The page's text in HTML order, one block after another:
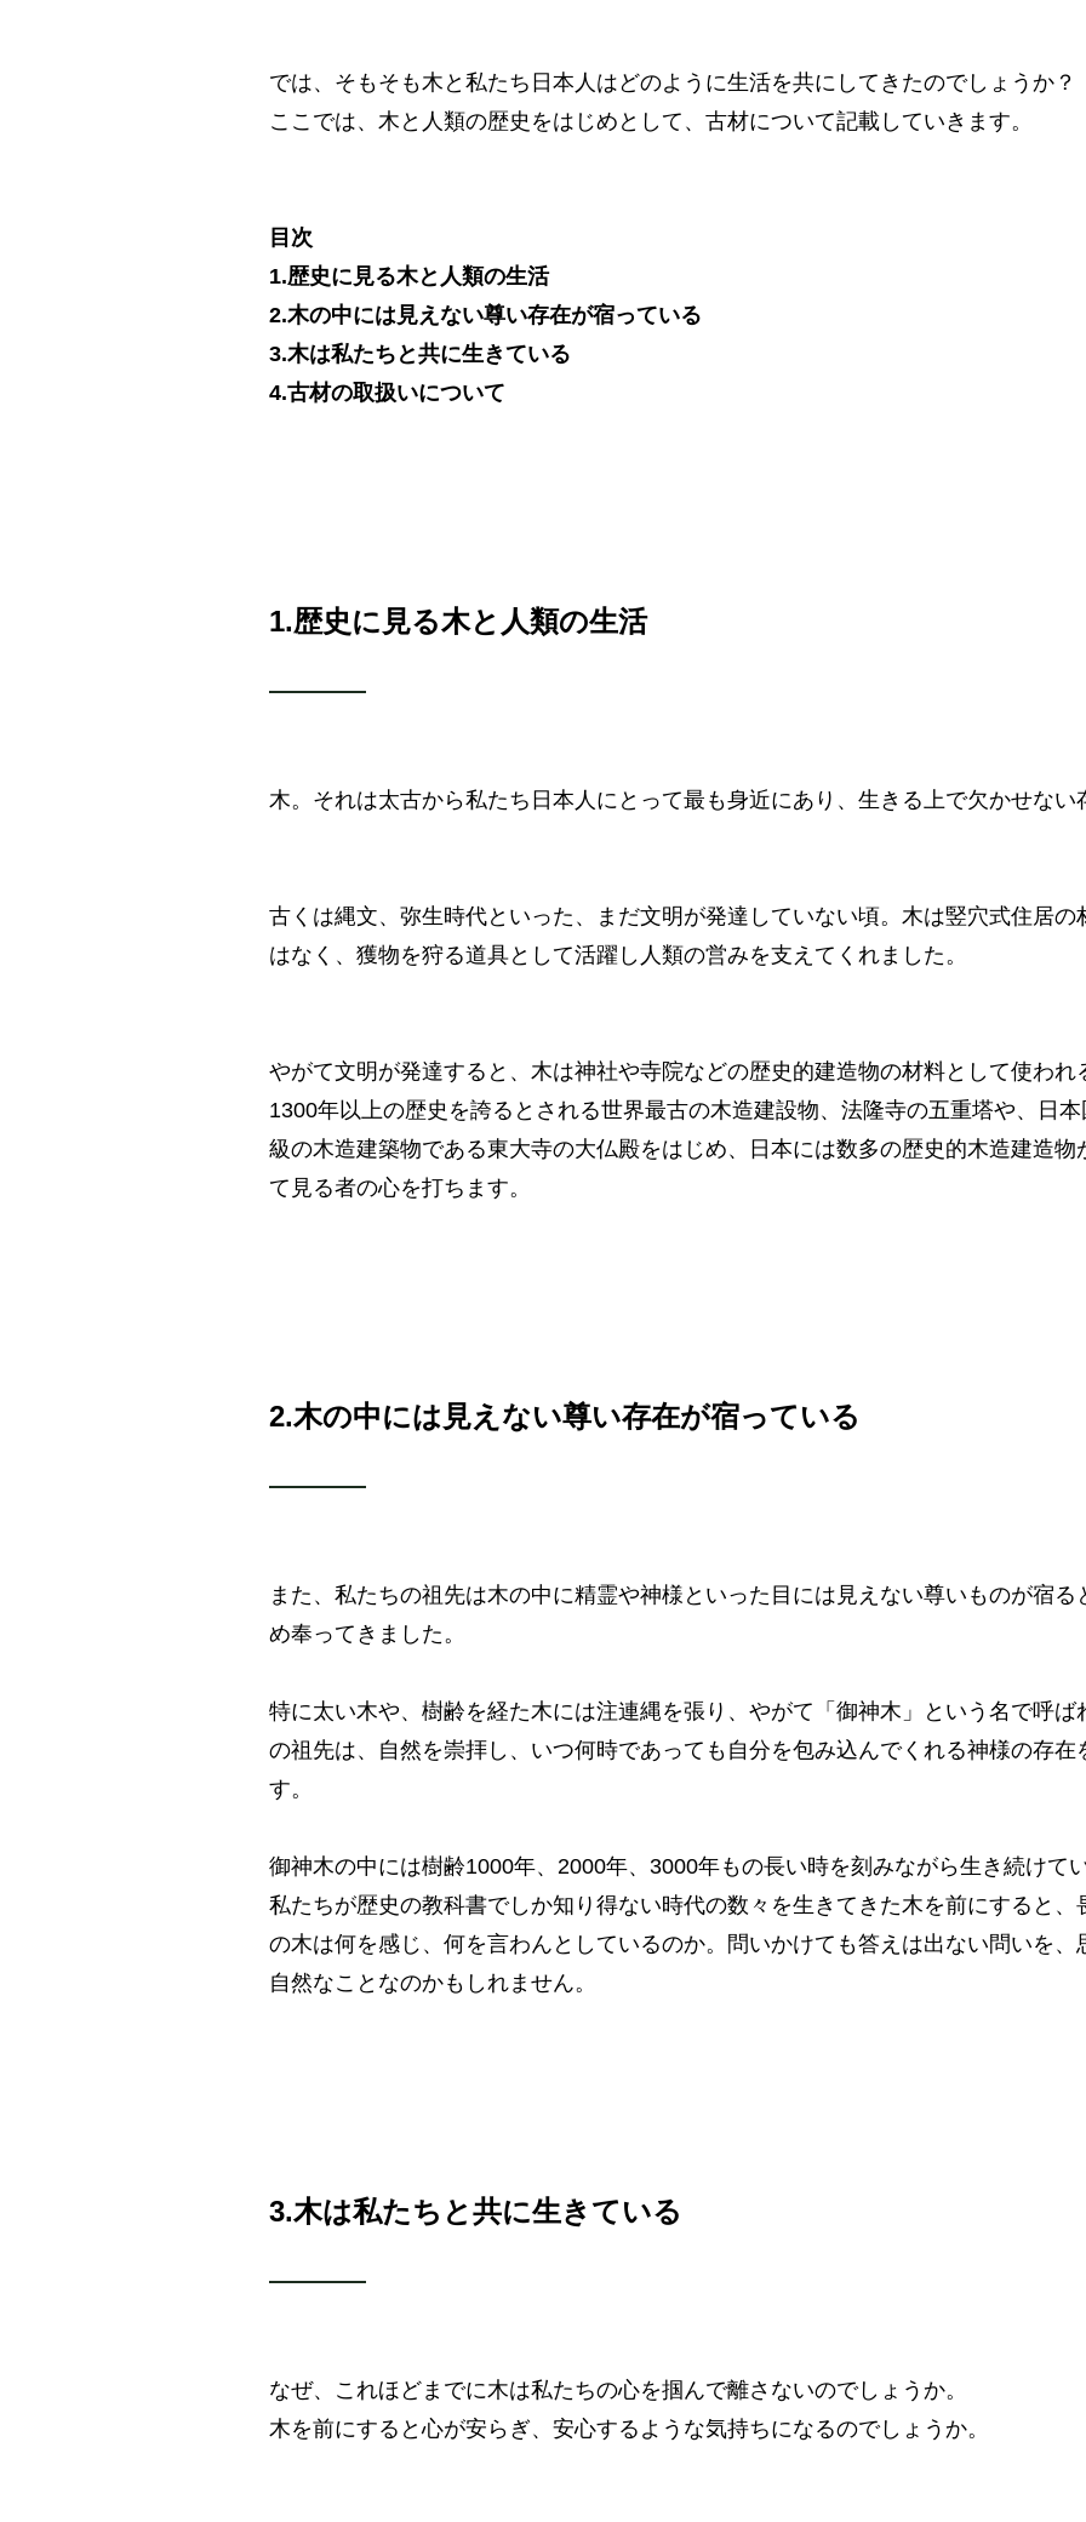
では、そもそも木と私たち日本人はどのように生活を共にしてきたのでしょうか？
ここでは、木と人類の歴史をはじめとして、古材について記載していきます。
目次
1.歴史に見る木と人類の生活
2.木の中には見えない尊い存在が宿っている
3.木は私たちと共に生きている
4.古材の取扱いについて
1.歴史に見る木と人類の生活
木。それは太古から私たち日本人にとって最も身近にあり、生きる上で欠かせない
古くは縄文、弥生時代といった、まだ文明が発達していない頃。木は竪穴式住居
はなく、獲物を狩る道具として活躍し人類の営みを支えてくれました。
やがて文明が発達すると、木は神社や寺院などの歴史的建造物の材料として使われ
1300年以上の歴史を誇るとされる世界最古の木造建設物、法隆寺の五重塔や、日
級の木造建築物である東大寺の大仏殿をはじめ、日本には数多の歴史的木造建造物
て見る者の心を打ちます。
2.木の中には見えない尊い存在が宿っている
また、私たちの祖先は木の中に精霊や神様といった目には見えない尊いものが宿
め奉ってきました。
特に太い木や、樹齢を経た木には注連縄を張り、やがて「御神木」という名で呼ば
の祖先は、自然を崇拝し、いつ何時であっても自分を包み込んでくれる神様の存
す。
御神木の中には樹齢1000年、2000年、3000年もの長い時を刻みながら生き続けて
私たちが歴史の教科書でしか知り得ない時代の数々を生きてきた木を前にすると、
の木は何を感じ、何を言わんとしているのか。問いかけても答えは出ない問いを
自然なことなのかもしれません。
3.木は私たちと共に生きている
なぜ、これほどまでに木は私たちの心を掴んで離さないのでしょうか。
木を前にすると心が安らぎ、安心するような気持ちになるのでしょうか。